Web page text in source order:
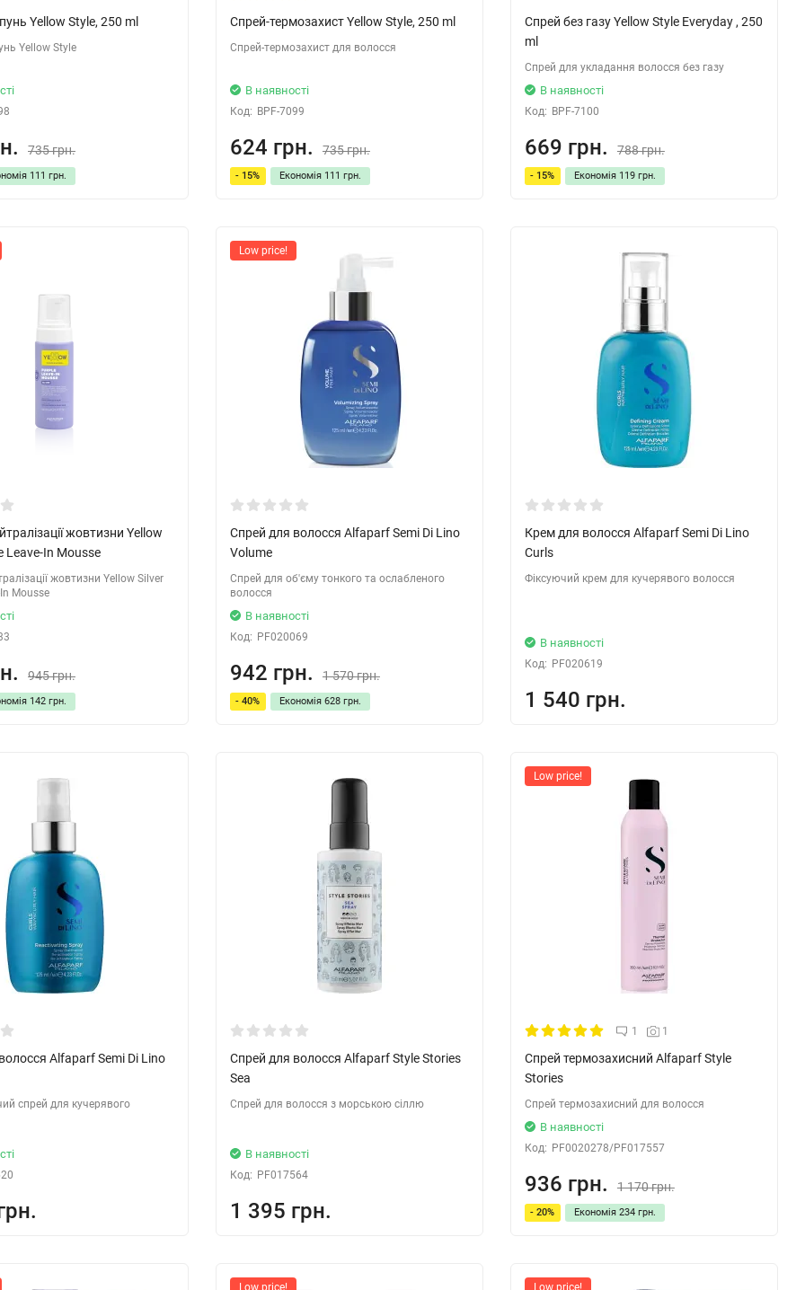
Yellow Style, 250 ml
Yellow Style
735 грн.
111 грн.
Спрей-термозахист Yellow Style, 250 ml
Спрей-термозахист для волосся
В наявності
Код: BPF-7099
624 грн. 735 грн.
- 15% Економія 111 грн.
Спрей без газу Yellow Style Everyday , 250
ml
Спрей для укладання волосся без газу
В наявності
Код: BPF-7100
669 грн. 788 грн.
- 15% Економія 119 грн.
жовтизни Yellow
Leave-In Mousse
жовтизни Yellow Silver
Mousse
945 грн.
142 грн.
Low price!
Спрей для волосся Alfaparf Semi Di Lino
Volume
Спрей для об'єму тонкого та ослабленого
волосся
В наявності
Код: PF020069
942 грн. 1 570 грн.
- 40% Економія 628 грн.
Крем для волосся Alfaparf Semi Di Lino
Curls
Фіксуючий крем для кучерявого волосся
В наявності
Код: PF020619
1 540 грн.
Alfaparf Semi Di Lino
спрей для кучерявого
Спрей для волосся Alfaparf Style Stories
Sea
Спрей для волосся з морською сіллю
В наявності
Код: PF017564
1 395 грн.
Low price!
1 1
Спрей термозахисний Alfaparf Style
Stories
Спрей термозахисний для волосся
В наявності
Код: PF0020278/PF017557
936 грн. 1 170 грн.
- 20% Економія 234 грн.
Low price! Low price!